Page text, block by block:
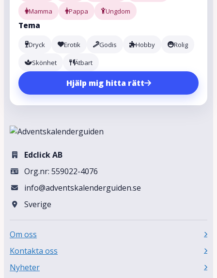
Mamma Pappa Ungdom
Tema
Dryck Erotik Godis Hobby Rolig
Skönhet Ätbart
Hjälp mig hitta rätt
Edclick AB
Org.nr: 559022-4076
info@adventskalenderguiden.se
Sverige
Om oss
Kontakta oss
Nyheter